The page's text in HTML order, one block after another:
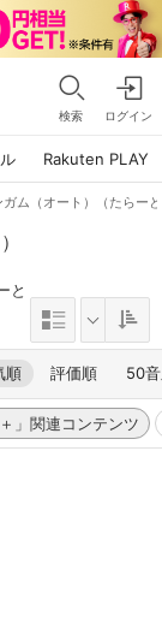
検索 ログイン
Rakuten PLAY
ム（オート）（たらー
と
順 評価順 50
」関連コンテンツ